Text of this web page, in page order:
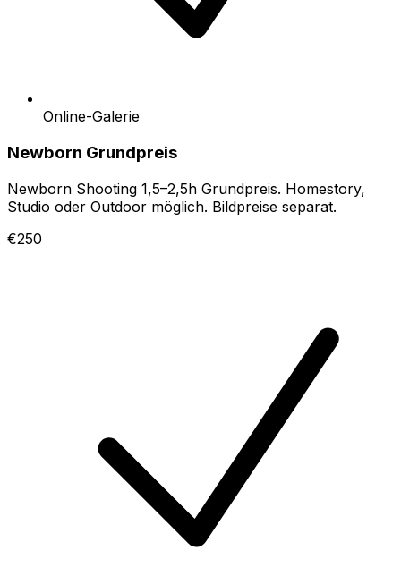
Online-Galerie
Newborn Grundpreis
Newborn Shooting 1,5–2,5h Grundpreis. Homestory,
Studio oder Outdoor möglich. Bildpreise separat.
€250